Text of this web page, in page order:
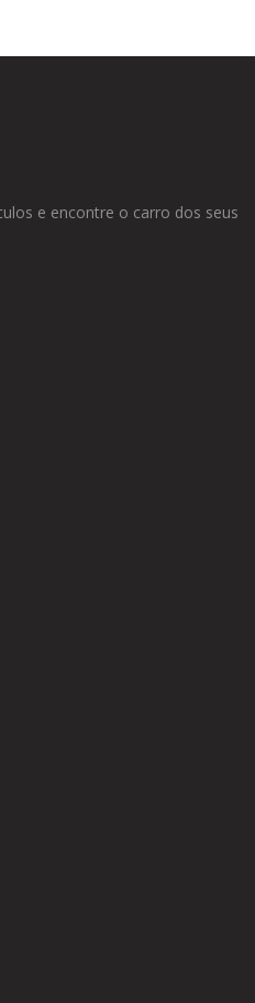
e encontre o carro dos seus